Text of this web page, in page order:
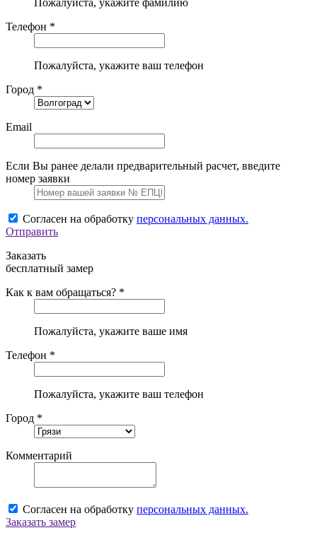
Телефон *
Пожалуйста, укажите ваш телефон
Город *
Email
Если Вы ранее делали предварительный расчет, введите
номер заявки
Согласен на обработку персональных данных.
Отправить
Заказать
бесплатный замер
Как к вам обращаться? *
Пожалуйста, укажите ваше имя
Телефон *
Пожалуйста, укажите ваш телефон
Город *
Комментарий
Согласен на обработку персональных данных.
Заказать замер